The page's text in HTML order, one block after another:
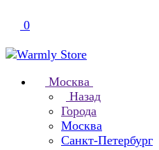
0
Москва
Назад
Города
Москва
Санкт-Петербург